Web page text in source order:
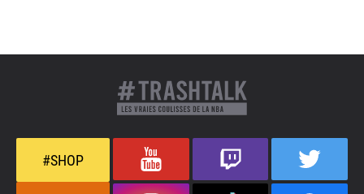
#SHOP